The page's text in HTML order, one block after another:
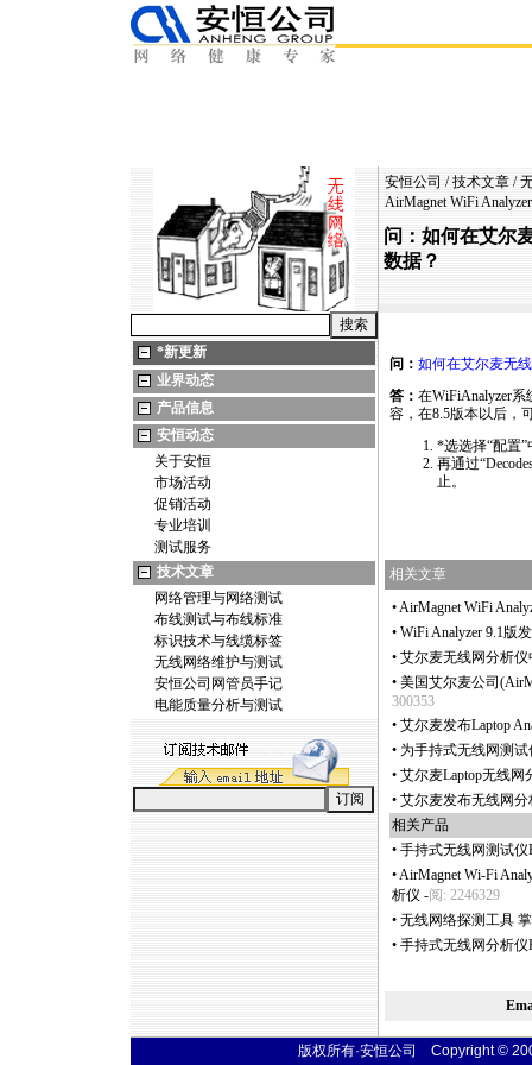
*新更新
业界动态
产品信息
安恒动态
关于安恒
市场活动
促销活动
专业培训
测试服务
技术文章
网络管理与网络测试
布线测试与布线标准
标识技术与线缆标签
无线网络维护与测试
安恒公司网管员手记
电能质量分析与测试
安恒公司 /技术文章 /
AirMagnet WiFi
问：如何在艾尔
数据？
问： 如何在艾尔麦无
答： 在WiFiAnalyzer系
容，在8.5版本以后，
*选选择“配置”
再通过
止。
相关文章
•AirMagnet WiFi
• WiFi Analyzer 9.1版
• 艾尔麦无线网分析仪
• 美国艾尔麦公司
300353
• 艾尔麦发布Laptop
• 为手持式无线网测
• 艾尔麦Laptop无线网
• 艾尔麦发布无线网
相关产品
• 手持式无线网测试
•AirMagnet Wi-Fi
析仪 -阅: 2246329
• 无线网络探测工具
• 手持式无线网分析仪
版权所有·安恒公司 Copyright ©